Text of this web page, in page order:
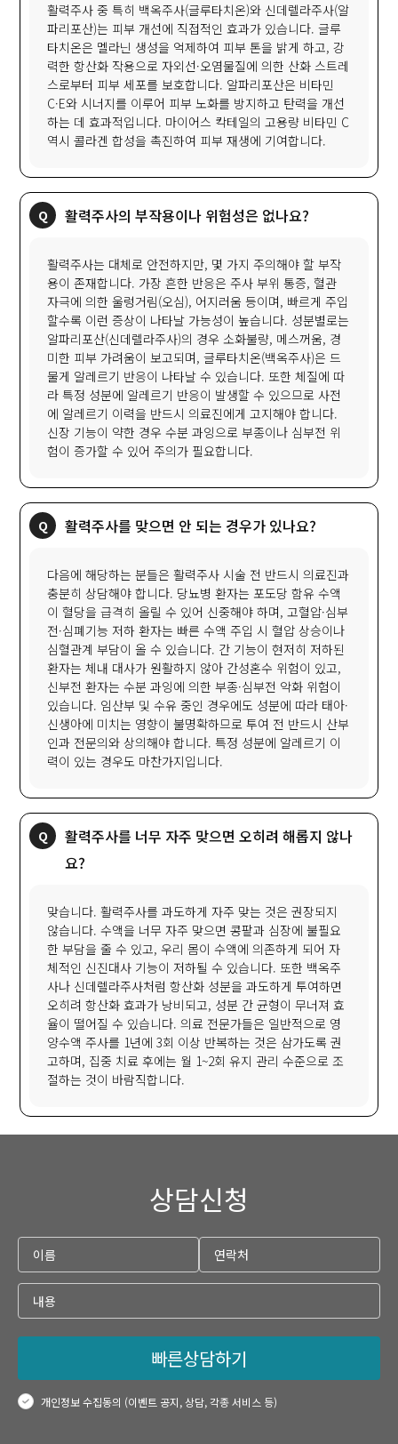
활력주사 중 특히 백옥주사(글루타치온)와 신데렐라주사(알
파리포산)는 피부 개선에 직접적인 효과가 있습니다. 글루
타치온은 멜라닌 생성을 억제하여 피부 톤을 밝게 하고, 강
력한 항산화 작용으로 자외선·오염물질에 의한 산화 스트레
스로부터 피부 세포를 보호합니다. 알파리포산은 비타민
C·E와 시너지를 이루어 피부 노화를 방지하고 탄력을 개선
하는 데 효과적입니다. 마이어스 칵테일의 고용량 비타민 C
역시 콜라겐 합성을 촉진하여 피부 재생에 기여합니다.
활력주사의 부작용이나 위험성은 없나요?
활력주사는 대체로 안전하지만, 몇 가지 주의해야 할 부작
용이 존재합니다. 가장 흔한 반응은 주사 부위 통증, 혈관
자극에 의한 울렁거림(오심), 어지러움 등이며, 빠르게 주입
할수록 이런 증상이 나타날 가능성이 높습니다. 성분별로는
알파리포산(신데렐라주사)의 경우 소화불량, 메스꺼움, 경
미한 피부 가려움이 보고되며, 글루타치온(백옥주사)은 드
물게 알레르기 반응이 나타날 수 있습니다. 또한 체질에 따
라 특정 성분에 알레르기 반응이 발생할 수 있으므로 사전
에 알레르기 이력을 반드시 의료진에게 고지해야 합니다.
신장 기능이 약한 경우 수분 과잉으로 부종이나 심부전 위
험이 증가할 수 있어 주의가 필요합니다.
활력주사를 맞으면 안 되는 경우가 있나요?
다음에 해당하는 분들은 활력주사 시술 전 반드시 의료진과
충분히 상담해야 합니다. 당뇨병 환자는 포도당 함유 수액
이 혈당을 급격히 올릴 수 있어 신중해야 하며, 고혈압·심부
전·심폐기능 저하 환자는 빠른 수액 주입 시 혈압 상승이나
심혈관계 부담이 올 수 있습니다. 간 기능이 현저히 저하된
환자는 체내 대사가 원활하지 않아 간성혼수 위험이 있고,
신부전 환자는 수분 과잉에 의한 부종·심부전 악화 위험이
있습니다. 임산부 및 수유 중인 경우에도 성분에 따라 태아·
신생아에 미치는 영향이 불명확하므로 투여 전 반드시 산부
인과 전문의와 상의해야 합니다. 특정 성분에 알레르기 이
력이 있는 경우도 마찬가지입니다.
활력주사를 너무 자주 맞으면 오히려 해롭지 않나
요?
맞습니다. 활력주사를 과도하게 자주 맞는 것은 권장되지
않습니다. 수액을 너무 자주 맞으면 콩팥과 심장에 불필요
한 부담을 줄 수 있고, 우리 몸이 수액에 의존하게 되어 자
체적인 신진대사 기능이 저하될 수 있습니다. 또한 백옥주
사나 신데렐라주사처럼 항산화 성분을 과도하게 투여하면
오히려 항산화 효과가 낭비되고, 성분 간 균형이 무너져 효
율이 떨어질 수 있습니다. 의료 전문가들은 일반적으로 영
양수액 주사를 1년에 3회 이상 반복하는 것은 삼가도록 권
고하며, 집중 치료 후에는 월 1~2회 유지 관리 수준으로 조
절하는 것이 바람직합니다.
상담신청
빠른상담하기
개인정보 수집동의 (이벤트 공지, 상담, 각종 서비스 등)